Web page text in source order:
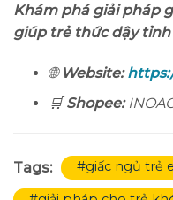
Khám phá giải pháp
giúp trẻ thức dậy
🌐 Website:
🛒 Shopee:
Tags: #giấc ngủ trẻ